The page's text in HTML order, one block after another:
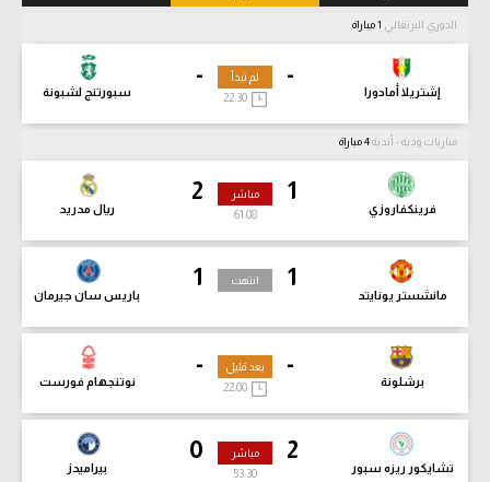
الدوري البرتغالي
-
إشتريلا أمادورا
-
سبورتنج لشبونة
لم تبدأ
مباريات ودية - أندية
1
فرينكفاروزي
2
ريال مدريد
مباشر
61:10
1
مانشستر يونايتد
1
باريس سان جيرمان
انتهت
-
برشلونة
-
نوتنجهام فورست
بعد قليل
2
تشايكور ريزه سبور
0
بيراميدز
مباشر
53:32